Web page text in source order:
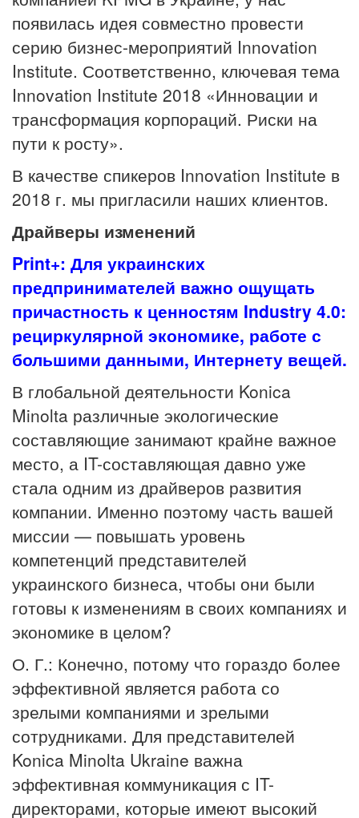
появилась идея совместно провести
серию бизнес-мероприятий Innovation
Institute. Соответственно, ключевая тема
Innovation Institute 2018 «Инновации и
трансформация корпораций. Риски на
пути к росту».
В качестве спикеров Innovation Institute в
2018 г. мы пригласили наших клиентов.
Драйверы изменений
Print+: Для украинских
предпринимателей важно ощущать
причастность к ценностям Industry 4.0:
рециркулярной экономике, работе с
большими данными, Интернету вещей.
В глобальной деятельности Konica
Minolta различные экологические
составляющие занимают крайне важное
место, а IT-составляющая давно уже
стала одним из драйверов развития
компании. Именно поэтому часть вашей
миссии — повышать уровень
компетенций представителей
украинского бизнеса, чтобы они были
готовы к изменениям в своих компаниях и
экономике в целом?
О. Г.: Конечно, потому что гораздо более
эффективной является работа со
зрелыми компаниями и зрелыми
сотрудниками. Для представителей
Konica Minolta Ukraine важна
эффективная коммуникация с IT-
директорами, которые имеют высокий